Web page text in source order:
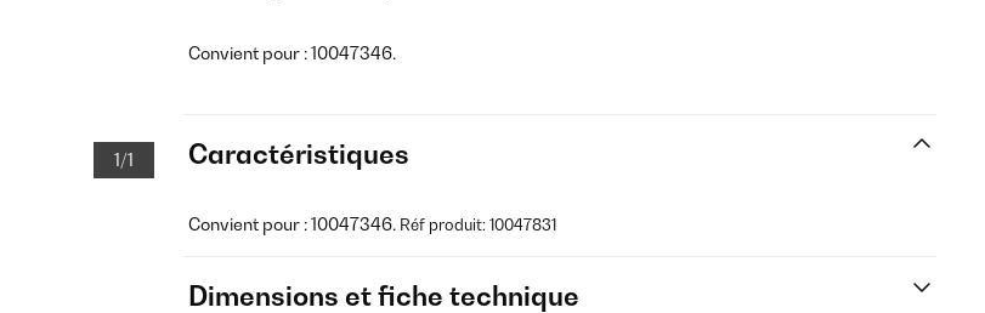
1/1
Convient pour : 10047346.
Caractéristiques
Convient pour : 10047346. Réf produit: 10047831
Dimensions et fiche technique